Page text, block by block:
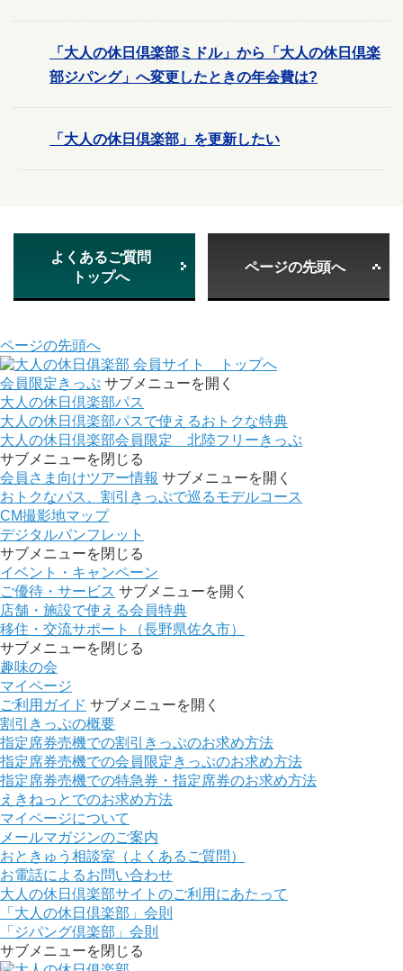
「大人の休日倶楽部ミドル」から「大人の休日倶楽
部ジパング」へ変更したときの年会費は?
「大人の休日倶楽部」を更新したい
よくあるご質問
トップへ
ページの先頭へ
ページの先頭へ
会員サイト トップへ
会員限定きっぷ サブメニューを開く
大人の休日倶楽部パス
大人の休日倶楽部パスで使えるおトクな特典
大人の休日倶楽部会員限定 北陸フリーきっぷ
サブメニューを閉じる
会員さま向けツアー情報 サブメニューを開く
おトクなパス、割引きっぷで巡るモデルコース
CM撮影地マップ
デジタルパンフレット
サブメニューを閉じる
イベント・キャンペーン
ご優待・サービス サブメニューを開く
店舗・施設で使える会員特典
移住・交流サポート（長野県佐久市）
サブメニューを閉じる
趣味の会
マイページ
ご利用ガイド サブメニューを開く
割引きっぷの概要
指定席券売機での割引きっぷのお求め方法
指定席券売機での会員限定きっぷのお求め方法
指定席券売機での特急券・指定席券のお求め方法
えきねっとでのお求め方法
マイページについて
メールマガジンのご案内
おときゅう相談室（よくあるご質問）
お電話によるお問い合わせ
大人の休日倶楽部サイトのご利用にあたって
「大人の休日倶楽部」会則
「ジパング倶楽部」会則
サブメニューを閉じる